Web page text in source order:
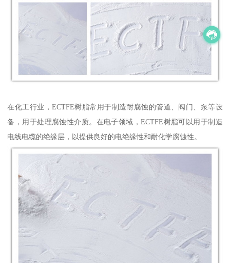
在化工行业，ECTFE树脂常用于制造耐腐蚀的管道、阀门、泵等设
备，用于处理腐蚀性介质。在电子领域，ECTFE树脂可以用于制造
电线电缆的绝缘层，以提供良好的电绝缘性和耐化学腐蚀性。